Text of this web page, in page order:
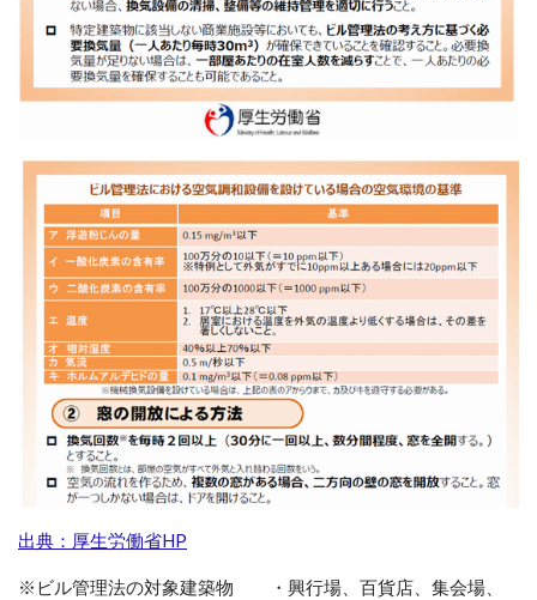
出典：厚生労働省HP
※ビル管理法の対象建築物 ・興行場、百貨店、集会場、